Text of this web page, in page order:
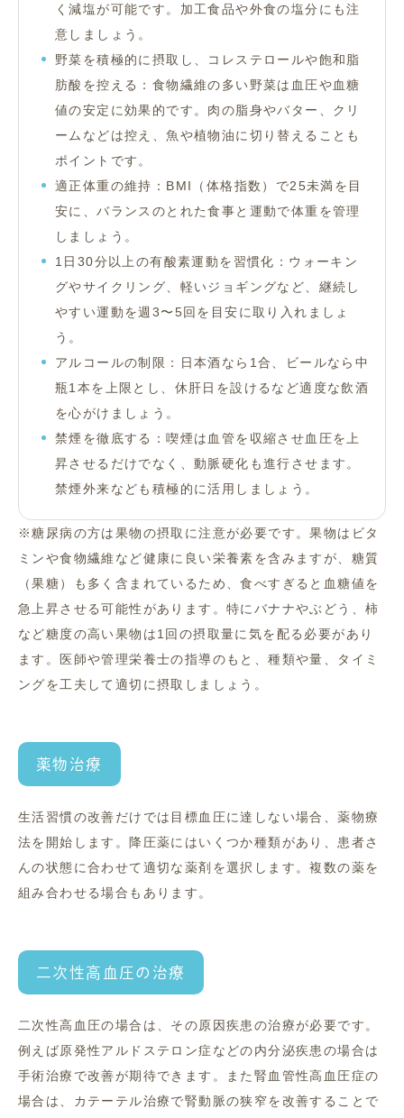
く減塩が可能です。加工食品や外食の塩分にも注
意しましょう。
野菜を積極的に摂取し、コレステロールや飽和脂
肪酸を控える：食物繊維の多い野菜は血圧や血糖
値の安定に効果的です。肉の脂身やバター、クリ
ームなどは控え、魚や植物油に切り替えることも
ポイントです。
適正体重の維持：BMI（体格指数）で25未満を目
安に、バランスのとれた食事と運動で体重を管理
しましょう。
1日30分以上の有酸素運動を習慣化：ウォーキン
グやサイクリング、軽いジョギングなど、継続し
やすい運動を週3〜5回を目安に取り入れましょ
う。
アルコールの制限：日本酒なら1合、ビールなら中
瓶1本を上限とし、休肝日を設けるなど適度な飲酒
を心がけましょう。
禁煙を徹底する：喫煙は血管を収縮させ血圧を上
昇させるだけでなく、動脈硬化も進行させます。
禁煙外来なども積極的に活用しましょう。
※糖尿病の方は果物の摂取に注意が必要です。果物はビタ
ミンや食物繊維など健康に良い栄養素を含みますが、糖質
（果糖）も多く含まれているため、食べすぎると血糖値を
急上昇させる可能性があります。特にバナナやぶどう、柿
など糖度の高い果物は1回の摂取量に気を配る必要があり
ます。医師や管理栄養士の指導のもと、種類や量、タイミ
ングを工夫して適切に摂取しましょう。
薬物治療
生活習慣の改善だけでは目標血圧に達しない場合、薬物療
法を開始します。降圧薬にはいくつか種類があり、患者さ
んの状態に合わせて適切な薬剤を選択します。複数の薬を
組み合わせる場合もあります。
二次性高血圧の治療
二次性高血圧の場合は、その原因疾患の治療が必要です。
例えば原発性アルドステロン症などの内分泌疾患の場合は
手術治療で改善が期待できます。また腎血管性高血圧症の
場合は、カテーテル治療で腎動脈の狭窄を改善することで